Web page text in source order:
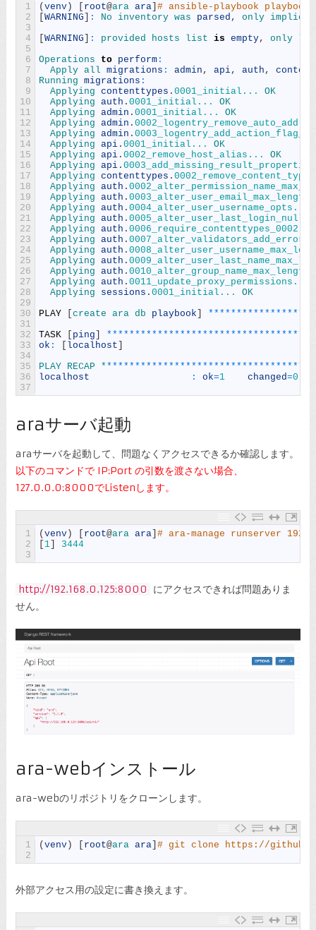
1
2
3
4
5
6
7
8
9
10
11
12
13
14
15
16
17
18
19
20
21
22
23
24
25
26
27
28
29
30
31
32
33
34
35
36
37
(venv) [ root@ara ara] # ansible-playbook
[WARNING] : No inventory was parsed , only
[WARNING] : provided hosts list is empty, only
Operations to perform:
Apply all migrations : admin , api, auth ,
Running migrations :
Applying contenttypes . 0001_initial...
OK
Applying auth . 0001_initial...
OK
Applying admin . 0001_initial...
OK
Applying admin . 0002_logentry_remove_auto_add...
Applying admin .
Applying api. 0001_initial...
OK
Applying api. 0002_remove_host_alias...
OK
Applying api.
Applying contenttypes .
Applying auth .
Applying auth .
Applying auth . 0004_alter_user_username_opts...
Applying auth .
Applying auth . 0006_require_contenttypes_0002...
Applying auth .
Applying auth .
Applying auth .
Applying auth .
Applying auth . 0011_update_proxy_permissions...
Applying sessions . 0001_initial...
OK
PLAY
[create ara db playbook] * * * * * * * * * * * * * * * * *
TASK
[ ping] * * * * * * * * * * * * * * * * * * * * * * * * * * * * * * * * * * *
ok : [ localhost]
PLAY RECAP * * * * * * * * * * * * * * * * * * * * * * * * * * * * * * * * * * * *
localhost
: ok=1 changed=0
araサーバ起動
araサーバを起動して、問題なくアクセスできるか確認します。
以下のコマンドで IP:Port の引数を渡さない場合、
127.0.0.0:8000でListenします。
1
2
3
( venv) root@ara ara] # ara-manage runserver
1] 3444
http://192.168.0.125:8000
にアクセスできれば問題ありま
せん。
ara-webインストール
ara-webのリポジトリをクローンします。
1
2
( venv) root@ara ara] # git clone https://
外部アクセス用の設定に書き換えます。